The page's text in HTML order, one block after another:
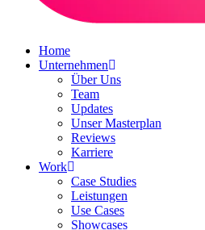
Home
Unternehmen
Über Uns
Team
Updates
Unser Masterplan
Reviews
Karriere
Work
Case Studies
Leistungen
Use Cases
Showcases